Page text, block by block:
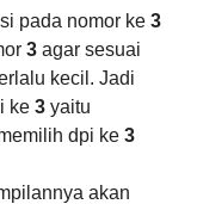
pada nomor ke 3
3 agar sesuai
kecil. Jadi
ke 3 yaitu
dpi ke 3
akan